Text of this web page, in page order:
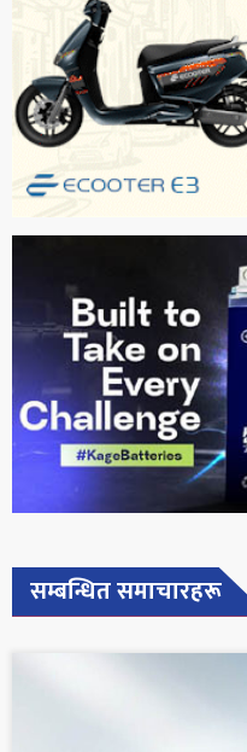
सम्बन्धित समाचारहरू